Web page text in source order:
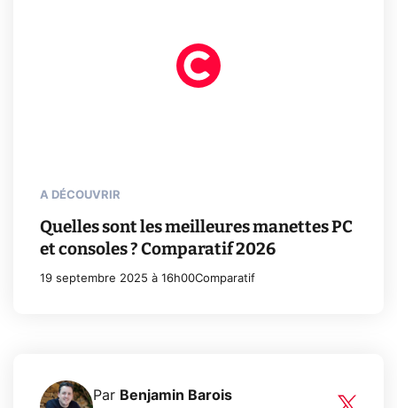
A DÉCOUVRIR
Quelles sont les meilleures manettes PC
et consoles ? Comparatif 2026
19 septembre 2025 à 16h00Comparatif
Par Benjamin Barois